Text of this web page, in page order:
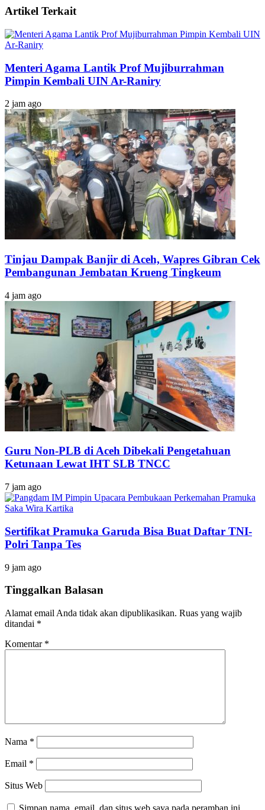
Artikel Terkait
Menteri Agama Lantik Prof Mujiburrahman
Pimpin Kembali UIN Ar-Raniry
2 jam ago
Tinjau Dampak Banjir di Aceh, Wapres Gibran Cek
Pembangunan Jembatan Krueng Tingkeum
4 jam ago
Guru Non-PLB di Aceh Dibekali Pengetahuan
Ketunaan Lewat IHT SLB TNCC
7 jam ago
Sertifikat Pramuka Garuda Bisa Buat Daftar TNI-
Polri Tanpa Tes
9 jam ago
Tinggalkan Balasan
Alamat email Anda tidak akan dipublikasikan. Ruas yang wajib
ditandai *
Komentar *
Nama *
Email *
Situs Web
Simpan nama, email, dan situs web saya pada peramban ini